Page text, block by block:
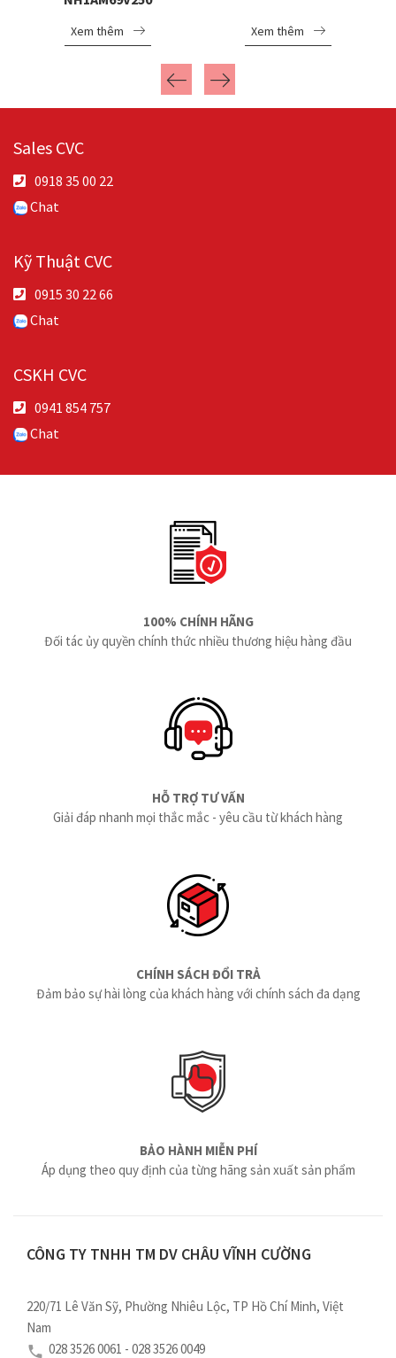
Xem thêm Xem thêm
Sales CVC
0918 35 00 22
Chat
Kỹ Thuật CVC
0915 30 22 66
Chat
CSKH CVC
0941 854 757
Chat
100% CHÍNH HÃNG
Đối tác ủy quyền chính thức nhiều thương hiệu hàng đầu
HỖ TRỢ TƯ VẤN
Giải đáp nhanh mọi thắc mắc - yêu cầu từ khách hàng
CHÍNH SÁCH ĐỔI TRẢ
Đảm bảo sự hài lòng của khách hàng với chính sách đa dạng
BẢO HÀNH MIỄN PHÍ
Áp dụng theo quy định của từng hãng sản xuất sản phẩm
CÔNG TY TNHH TM DV CHÂU VĨNH CƯỜNG
220/71 Lê Văn Sỹ, Phường Nhiêu Lộc, TP Hồ Chí Minh, Việt
Nam
028 3526 0061 - 028 3526 0049